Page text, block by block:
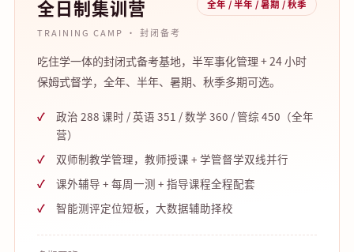
全日制集训营
TRAINING CAMP · 封闭备考
全年 / 半年 / 暑期 / 秋季
吃住学一体的封闭式备考基地，半军事化管理 + 24 小时
保姆式督学，全年、半年、暑期、秋季多期可选。
政治 288 课时 / 英语 351 / 数学 360 / 管综 450（全年
营）
双师制教学管理，教师授课 + 学管督学双线并行
课外辅导 + 每周一测 + 指导课程全程配套
智能测评定位短板，大数据辅助择校